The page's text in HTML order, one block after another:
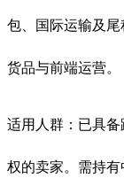
包、国际运输及
货品与前端运营。
适用人群：已具
权的卖家。需持